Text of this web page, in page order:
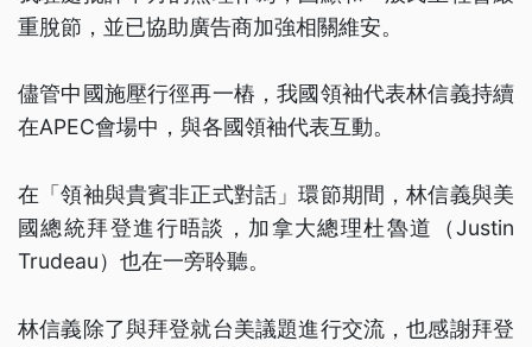
重脫節，並已協助廣告商加強相關維安。
儘管中國施壓行徑再一樁，我國領袖代表林信義持續
在APEC會場中，與各國領袖代表互動。
在「領袖與貴賓非正式對話」環節期間，林信義與美
國總統拜登進行晤談，加拿大總理杜魯道（Justin
Trudeau）也在一旁聆聽。
林信義除了與拜登就台美議題進行交流，也感謝拜登